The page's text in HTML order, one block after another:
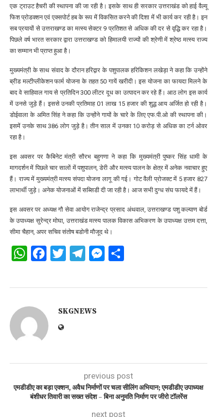
एक ट्राउट हैचरी की स्थापना की जा रही है। इसके साथ ही सरकार उत्तराखंड को हाई वैल्यू
फिश प्रोडक्शन एवं एक्सपोर्ट हब के रूप में विकसित करने की दिशा में भी कार्य कर रही है। इन
सब प्रयायों से उत्तराखण्ड का मत्स्य सेक्टर 9 प्रतिशत से अधिक की दर से वृद्धि कर रहा है।
पिछले वर्ष भारत सरकार द्वारा उत्तराखण्ड को हिमालयी राज्यों की श्रेणी में श्रेष्ठ मत्स्य राज्य
का सम्मान भी प्राप्त हुआ है।
मुख्यमंत्री के साथ संवाद के दौरान हरिद्वार के पशुपालक हरिकिशन लखेड़ा ने कहा कि उन्होंने
ब्रीड मल्टीप्लीकेशन फार्म योजना के तहत 50 गायें खरीदी। इस योजना का फायदा मिलने के
बाद वे साहिवाल गाय से प्रतिदिन 300 लीटर दूध का उत्पादन कर रहे हैं। आठ लोग इस कार्य
में उनसे जुड़े हैं। इससे उनकी प्रतिमाह 01 लाख 15 हजार की शुद्ध आय अर्जित हो रही है।
डोईवाला के अमित सिंह ने कहा कि उन्होंने गायों के चारे के लिए एफ.पी.ओ की स्थापना की।
इसमें उनके साथ 386 लोग जुड़े है। तीन साल में उनका 10 करोड़ से अधिक का टर्न ओवर
रहा है।
इस अवसर पर कैबिनेट मंत्री सौरभ बहुगणा ने कहा कि मुख्यमंत्री पुष्कर सिंह धामी के
मागदर्शन में पिछले चार सालों में पशुपालन, डेरी और मत्स्य पालन के क्षेत्र में अनेक नवाचार हुए
हैं। राज्य में मुख्यमंत्री मत्स्य संपदा योजना लागू की गई। गोट वैली प्रोजक्ट में 5 हजार 827
लाभार्थी जुड़े। अनेक योजनाओं में सब्सिडी दी जा रही है। आज सभी दुग्ध संघ फायदे में हैं।
इस अवसर पर अध्यक्ष गौ सेवा आयोग राजेन्द्र प्रसाद अंथवाल, उत्तराखण्ड पशु कल्याण बोर्ड
के उपाध्यक्ष सुरेन्द्र मोघा, उत्तराखंड मत्स्य पालक विकास अभिकरण के उपाध्यक्ष उत्तम दत्ता,
सीमा चैहान, अपर सचिव संतोष बडोनी मौजूद थे।
WhatsApp
Facebook
Twitter
Telegram
Messenger
SKGNEWS
previous post
एमडीडीए का बड़ा एक्शन, अवैध निर्माणों पर चला सीलिंग अभियान; एमडीडीए उपाध्यक्ष
बंशीधर तिवारी का सख्त संदेश – बिना अनुमति निर्माण पर जीरो टॉलरेंस
next post